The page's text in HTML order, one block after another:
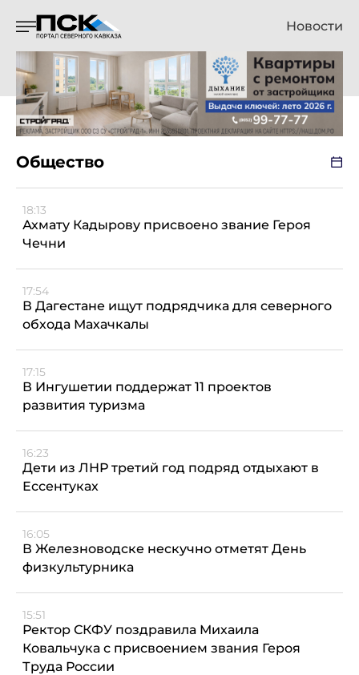
Новости
Общество
18:13
Ахмату Кадырову присвоено звание Героя
Чечни
17:54
В Дагестане ищут подрядчика для северного
обхода Махачкалы
17:15
В Ингушетии поддержат 11 проектов
развития туризма
16:23
Дети из ЛНР третий год подряд отдыхают в
Ессентуках
16:05
В Железноводске нескучно отметят День
физкультурника
15:51
Ректор СКФУ поздравила Михаила
Ковальчука с присвоением звания Героя
Труда России